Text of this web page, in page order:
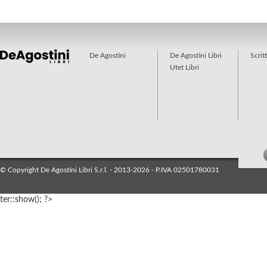
De Agostini
De Agostini Libri
Utet Libri
© Copyright De Agostini Libri S.r.l. - 2013-2026 - P.IVA 02501780031
ter::show(); ?>